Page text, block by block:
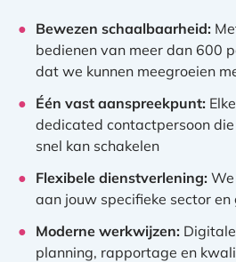
Bewezen schaalbaarheid:
bedienen van meer dan 600
dat we kunnen meegroeien
Één vast aanspreekpunt:
dedicated contactpersoon
snel kan schakelen
Flexibele dienstverlening:
aan jouw specifieke sector
Moderne werkwijzen:
planning, rapportage en